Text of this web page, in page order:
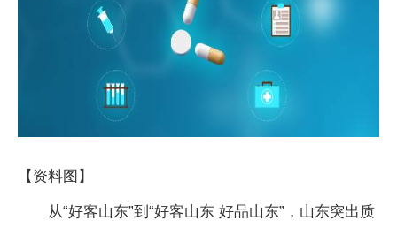
【资料图】
从“好客山东”到“好客山东 好品山东”，山东突出质